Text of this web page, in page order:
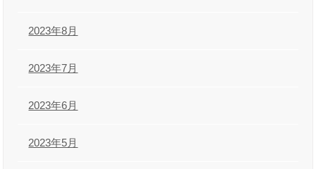
2023年8月
2023年7月
2023年6月
2023年5月